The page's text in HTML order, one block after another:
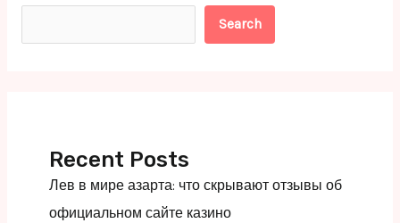
Search
Recent Posts
Лев в мире азарта: что скрывают отзывы об
официальном сайте казино